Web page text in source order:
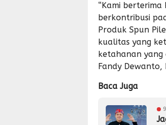
“Kami
berkontribusi
Produk Spun
kualitas yang
ketahanan
Fandy Dewanto,
Baca Juga